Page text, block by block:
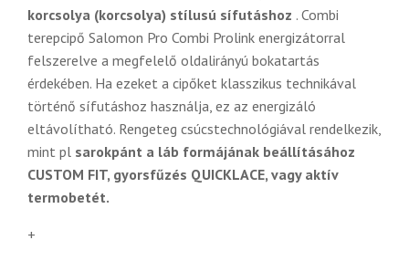
korcsolya (korcsolya) stílusú sífutáshoz . Combi
terepcipő Salomon Pro Combi Prolink energizátorral
felszerelve a megfelelő oldalirányú bokatartás
érdekében. Ha ezeket a cipőket klasszikus technikával
történő sífutáshoz használja, ez az energizáló
eltávolítható. Rengeteg csúcstechnológiával rendelkezik,
mint pl sarokpánt a láb formájának beállításához
CUSTOM FIT, gyorsfűzés QUICKLACE, vagy aktív
termobetét.
+